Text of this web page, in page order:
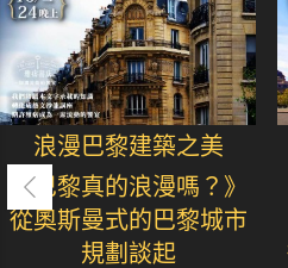
浪漫巴黎建築之美
《巴黎真的浪漫嗎？》
從奧斯曼式的巴黎城市
規劃談起